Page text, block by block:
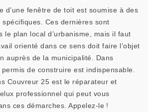
d’une fenêtre de toit est soumise à des
spécifiques. Ces dernières sont
le plan local d’urbanisme, mais il faut
orienté dans ce sens doit faire l’objet
auprès de la municipalité. Dans
de construire est indispensable.
Couvreur 25 est le réparateur et
professionnel qui peut vous
ces démarches. Appelez-le !